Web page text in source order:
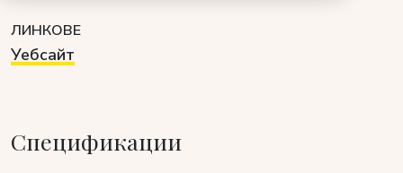
ЛИНКОВЕ
Уебсайт
Спецификации